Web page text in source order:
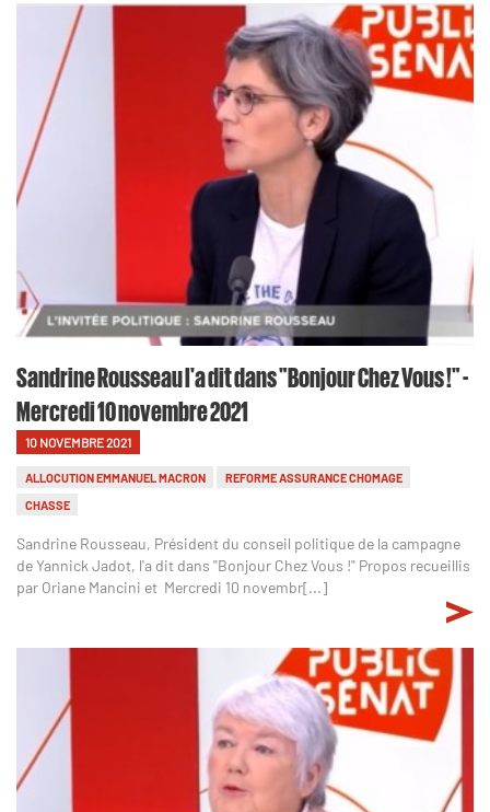
Sandrine Rousseau l'a dit dans "Bonjour Chez Vous !" -
Mercredi 10 novembre 2021
10 NOVEMBRE 2021
ALLOCUTION EMMANUEL MACRON
REFORME ASSURANCE CHOMAGE
CHASSE
Sandrine Rousseau, Président du conseil politique de la campagne
de Yannick Jadot, l'a dit dans "Bonjour Chez Vous !" Propos recueillis
par Oriane Mancini et Mercredi 10 novembr[...]